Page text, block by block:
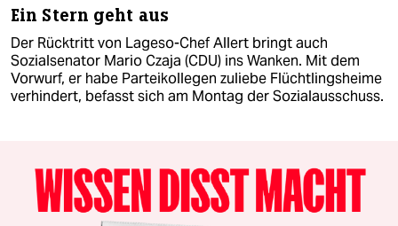
Ein Stern geht aus
Der Rücktritt von Lageso-Chef Allert bringt auch
Sozialsenator Mario Czaja (CDU) ins Wanken. Mit dem
Vorwurf, er habe Parteikollegen zuliebe Flüchtlingsheime
verhindert, befasst sich am Montag der Sozialausschuss.